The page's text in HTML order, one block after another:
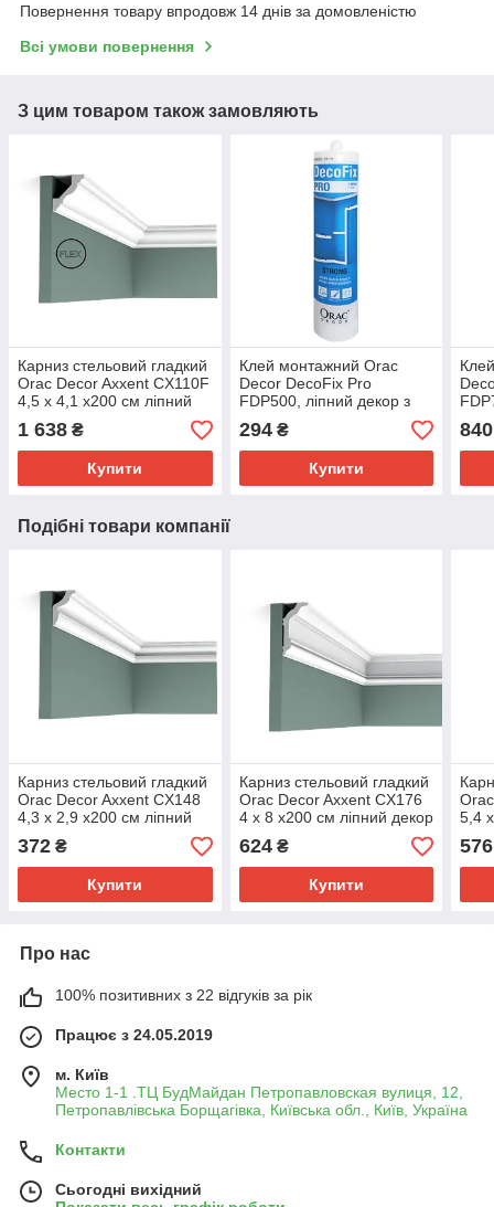
Повернення товару впродовж 14 днів за домовленістю
Всі умови повернення
З цим товаром також замовляють
Карниз стельовий гладкий
Orac Decor Axxent CX110F
4,5 x 4,1 x200 см ліпний
декор з дюрополімер
1 638 ₴
Купити
Клей монтажний Orac
Decor DecoFix Pro
FDP500, ліпний декор з
поліуретану
294₴
Купити
840
Подібні товари компанії
Карниз стельовий гладкий
Orac Decor Axxent CX148
4,3 x 2,9 x200 см ліпний
372 ₴
Купити
Карниз стельовий гладкий
Orac Decor Axxent CX176
4 x 8 x200 см ліпний декор
624₴
Купити
5,4
576
Про нас
100% позитивних з 22 відгуків за рік
Працює з 24.05.2019
м. Київ
Место 1-1 .ТЦ БудМайдан Петропавловская вулиця, 12,
Петропавлівська Борщагівка, Київська обл., Київ, Україна
Контакти
Сьогодні вихідний